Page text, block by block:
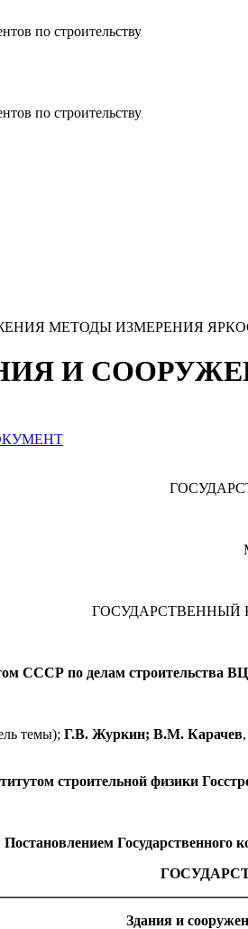
по строительству
по строительству
МЕТОДЫ ИЗМЕРЕНИЯ
И
ГОСУДАРСТВЕННЫЙ
СССР по делам строительства
темы); Г.В. Журкин; В.М. Карачев
строительной физики
Государственного
Здания и